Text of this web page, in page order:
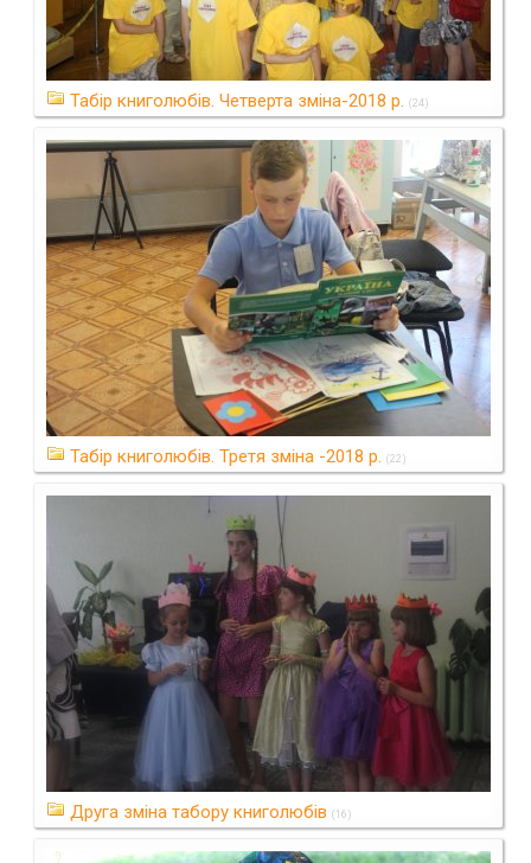
Табір книголюбів. Четверта зміна-2018 р. (24)
Табір книголюбів. Третя зміна -2018 р. (22)
Друга зміна табору книголюбів (16)